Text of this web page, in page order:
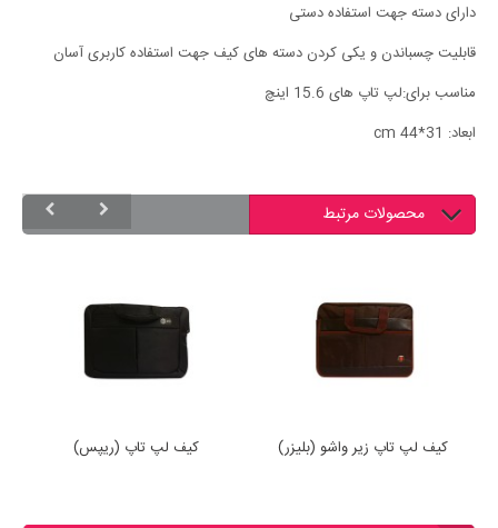
دارای دسته جهت استفاده دستی
قابلیت چسباندن و یکی کردن دسته های کیف جهت استفاده کاربری آسان
مناسب برای:لپ تاپ های 15.6 اینچ
ابعاد: cm 44*31
محصولات مرتبط
کیف لپ تاپ (ریپس) کیف لپ تاپ زیر واشو (بلیزر)